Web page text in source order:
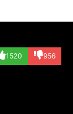
1520 956